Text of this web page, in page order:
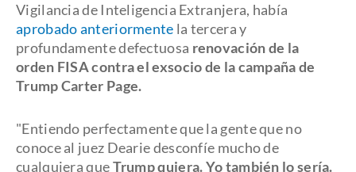
Vigilancia de Inteligencia Extranjera, había
aprobado anteriormente la tercera y
profundamente defectuosa renovación de la
orden FISA contra el exsocio de la campaña de
Trump Carter Page.
"Entiendo perfectamente que la gente que no
conoce al juez Dearie desconfíe mucho de
cualquiera queTrump quiera. Yo también lo sería.